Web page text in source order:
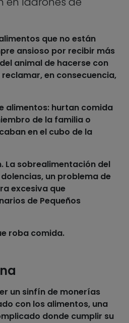
que no están
ansioso por recibir más
animal de hacerse con
reclamar, en consecuencia,
alimentos: hurtan comida
de la familia o
en el cubo de la
La sobrealimentación del
un problema de
excesiva que
de Pequeños
roba comida.
un sinfín de monerías
con los alimentos, una
donde cumplir su